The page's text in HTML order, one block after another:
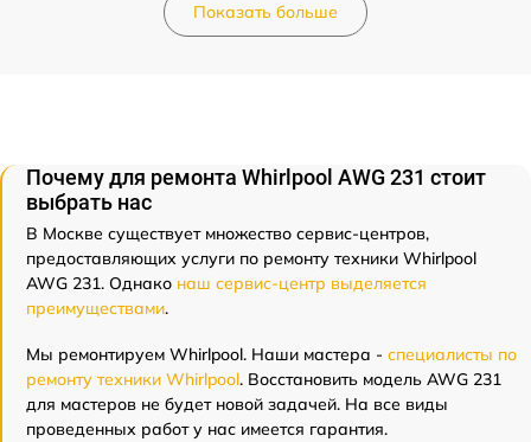
Показать больше
Почему для ремонта Whirlpool AWG 231 стоит
выбрать нас
В Москве существует множество сервис-центров,
предоставляющих услуги по ремонту техники Whirlpool
AWG 231. Однако наш сервис-центр выделяется
преимуществами.
Мы ремонтируем Whirlpool. Наши мастера - специалисты по
ремонту техники Whirlpool. Восстановить модель AWG 231
для мастеров не будет новой задачей. На все виды
проведенных работ у нас имеется гарантия.